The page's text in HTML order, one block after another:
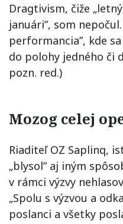
Dragtivism, čiže
januári”, som
performancia”, kde
do polohy jedného či
pozn. red.)
Mozog celej
Riaditeľ OZ Saplinq,
„blysol” aj iným
v rámci výzvy
„Spolu s výzvou a
poslanci a všetky